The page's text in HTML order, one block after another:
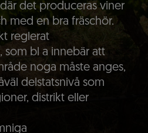
det produceras viner
med en bra fräschör.
reglerat
som bl a innebär att
noga måste anges,
delstatsnivå som
distrikt eller